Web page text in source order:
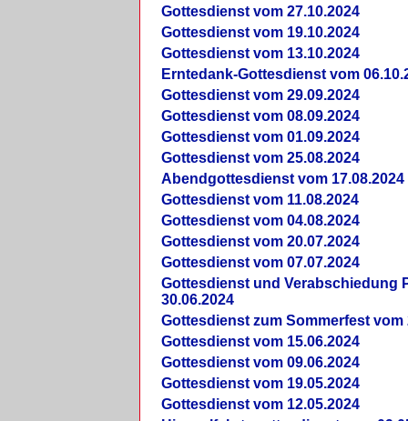
Gottesdienst vom 27.10.2024
Gottesdienst vom 19.10.2024
Gottesdienst vom 13.10.2024
Erntedank-Gottesdienst vom
Gottesdienst vom 29.09.2024
Gottesdienst vom 08.09.2024
Gottesdienst vom 01.09.2024
Gottesdienst vom 25.08.2024
Abendgottesdienst vom 17.08.2024
Gottesdienst vom 11.08.2024
Gottesdienst vom 04.08.2024
Gottesdienst vom 20.07.2024
Gottesdienst vom 07.07.2024
Gottesdienst und Verabschiedung
30.06.2024
Gottesdienst zum Sommerfest vom
Gottesdienst vom 15.06.2024
Gottesdienst vom 09.06.2024
Gottesdienst vom 19.05.2024
Gottesdienst vom 12.05.2024